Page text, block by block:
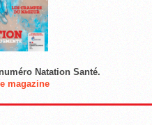
Natation Santé.
magazine